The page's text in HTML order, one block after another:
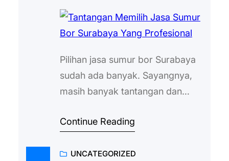
Pilihan jasa sumur bor Surabaya
sudah ada banyak. Sayangnya,
masih banyak tantangan dan
memilih penyedia jasa yang
sumur ini terkesan sederhana,
Continue Reading
UNCATEGORIZED